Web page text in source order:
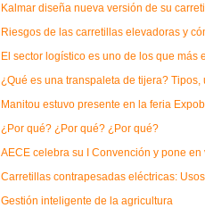
Kalmar diseña nueva versión de su
Riesgos de las carretillas elevadoras y
El sector logístico es uno de los que más
¿Qué es una transpaleta de tijera? Tipos,
Manitou estuvo presente en la feria
¿Por qué? ¿Por qué? ¿Por qué?
AECE celebra su I Convención y pone
Carretillas contrapesadas eléctricas:
Gestión inteligente de la agricultura